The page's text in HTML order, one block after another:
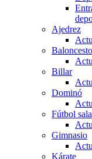
Ajedrez
Baloncesto
Billar
Dominó
Fútbol sala
Gimnasio
Kárate